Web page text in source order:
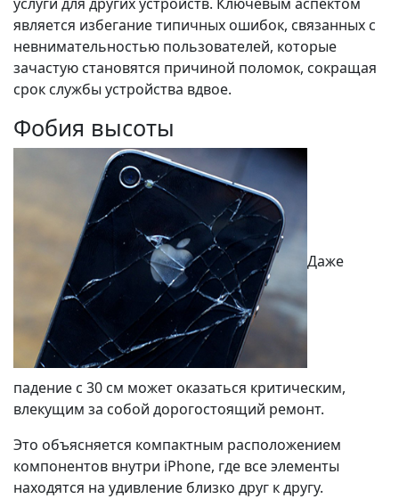
является избегание типичных ошибок, связанных с
невнимательностью пользователей, которые
зачастую становятся причиной поломок, сокращая
срок службы устройства вдвое.
Фобия высоты
Даже
падение с 30 см может оказаться критическим,
влекущим за собой дорогостоящий ремонт.
Это объясняется компактным расположением
компонентов внутри iPhone, где все элементы
находятся на удивление близко друг к другу.